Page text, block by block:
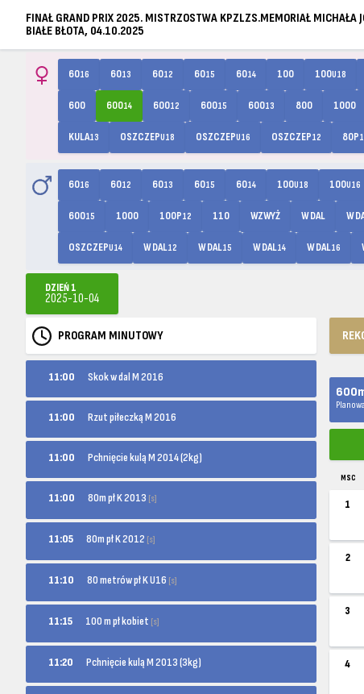
FINAŁ GRAND PRIX 2025. MISTRZOSTWA KPZLZS.MEMORIAŁ MICHAŁA
BIAŁE BŁOTA, 04.10.2025
6016 6013 6012 6015 6014 100 100U18
600 60014 60012 60015 60013 800 1000
KULA13 OSZCZEPU18 OSZCZEPU16 OSZCZEP12 80P
6016 6012 6013 6015 6014 100U18 100U16
60015 1000 100P12 110 WZWYŻ W DAL W
OSZCZEPU14 W DAL12 W DAL15 W DAL14 W DAL16
DZIEŃ 1
2025-10-04
PROGRAM MINUTOWY
11:00 Skok w dal M 2016
11:00 Rzut piłeczką M 2016
11:00 Pchnięcie kulą M 2014 (2kg)
11:00 80m pł K 2013 [s]
11:05 80m pł K 2012 [s]
11:10 80 metrów pł K U16 [s]
11:15 100 m pł kobiet [s]
11:20 Pchnięcie kulą M 2013 (3kg)
MSC
1
2
3
4